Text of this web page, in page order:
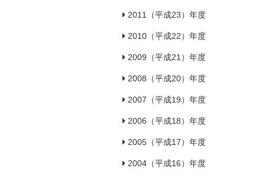
2011（平成23）年度
2010（平成22）年度
2009（平成21）年度
2008（平成20）年度
2007（平成19）年度
2006（平成18）年度
2005（平成17）年度
2004（平成16）年度